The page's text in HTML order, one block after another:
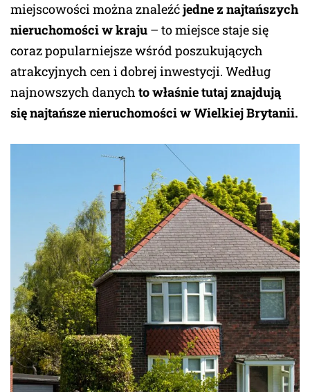
miejscowości można znaleźćjedne z najtańszych
nieruchomości w kraju – to miejsce staje się
coraz popularniejsze wśród poszukujących
atrakcyjnych cen i dobrej inwestycji. Według
najnowszych danych to właśnie tutaj znajdują
się najtańsze nieruchomości w Wielkiej Brytanii.